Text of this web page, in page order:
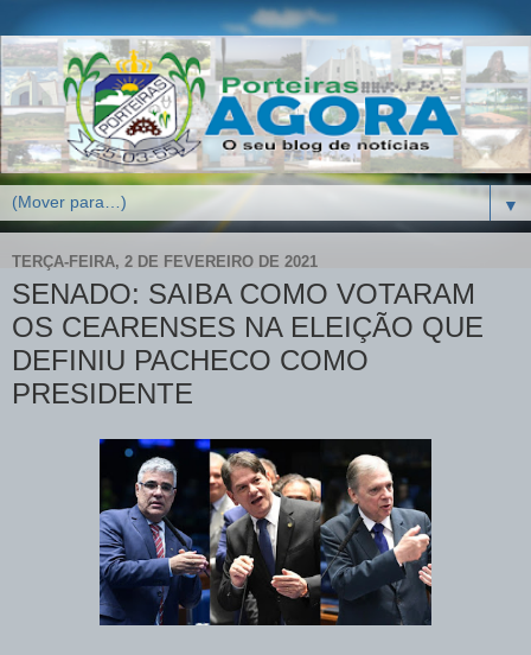
▼
TERÇA-FEIRA, 2 DE FEVEREIRO DE 2021
SENADO: SAIBA COMO VOTARAM
OS CEARENSES NA ELEIÇÃO QUE
DEFINIU PACHECO COMO
PRESIDENTE